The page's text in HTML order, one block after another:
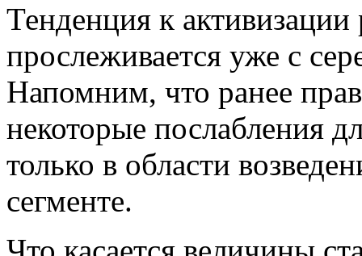
Тенденция к
прослеживается уже с
Напомним, что ранее
некоторые послабления
только в области
сегменте.